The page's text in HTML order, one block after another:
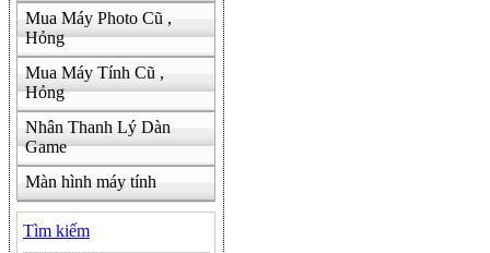
Mua Máy Photo Cũ ,
Hỏng
Mua Máy Tính Cũ ,
Hỏng
Nhân Thanh Lý Dàn
Game
Màn hình máy tính
Tìm kiếm